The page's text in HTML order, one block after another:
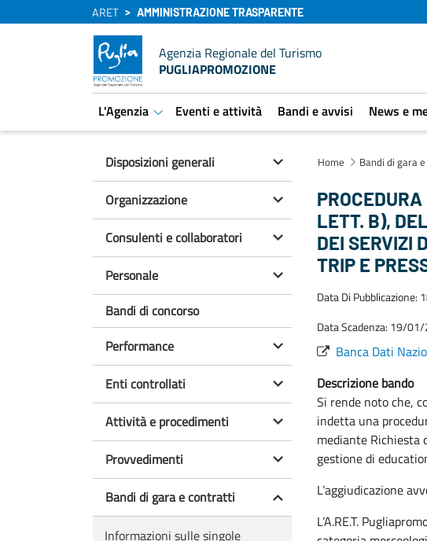
ARET AMMINISTRAZIONE TRASPARENTE
Agenzia Regionale del Turismo
PUGLIAPROMOZIONE
L'Agenzia
aret.open.submenu
Eventi e attività Bandi e avvisi News e
Disposizioni generali
Organizzazione
Consulenti e collaboratori
Personale
Bandi di concorso
Performance
Enti controllati
Attività e procedimenti
Provvedimenti
Bandi di gara e contratti
Informazioni sulle singole
Home Bandi di gara
LETT. B),
DEI SERVIZI
TRIP E
Data Di
Data Scadenza: 19/
Banca Dati
Descrizione bando
Si rende noto che,
indetta una
mediante Richiesta
gestione di
L’aggiudicazione
L’A.RE.T.